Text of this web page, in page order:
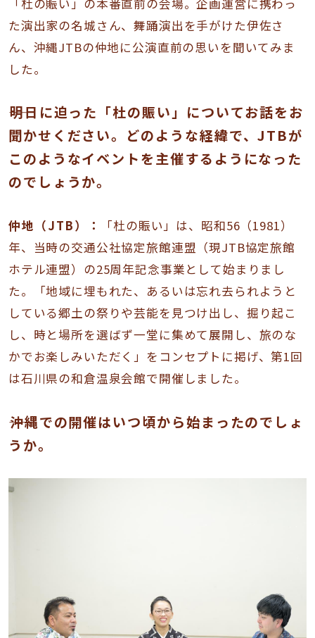
た演出家の名城さん、舞踊演出を手がけた伊佐さ
ん、沖縄JTBの仲地に公演直前の思いを聞いてみま
した。
――明日に迫った「杜の賑い」についてお話をお
聞かせください。どのような経緯で、JTBが
このようなイベントを主催するようになった
のでしょうか。
仲地（JTB）：
「杜の賑い」は、昭和56（1981）
年、当時の交通公社協定旅館連盟（現JTB協定旅館
ホテル連盟）の25周年記念事業として始まりまし
た。「地域に埋もれた、あるいは忘れ去られようと
している郷土の祭りや芸能を見つけ出し、掘り起こ
し、時と場所を選ばず一堂に集めて展開し、旅のな
かでお楽しみいただく」をコンセプトに掲げ、第1回
は石川県の和倉温泉会館で開催しました。
――沖縄での開催はいつ頃から始まったのでしょ
うか。